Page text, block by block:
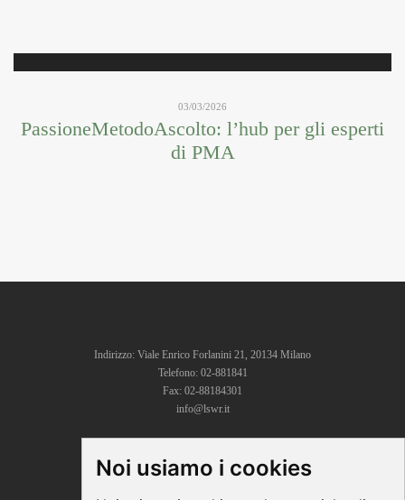
Noi usiamo i cookies
03/03/2026
PassioneMetodoAscolto: l’hub per gli esperti
di PMA
Indirizzo: Viale Enrico Forlanini 21, 20134 Milano
Telefono: 02-881841
Fax: 02-88184301
info@lswr.it
CONNECT